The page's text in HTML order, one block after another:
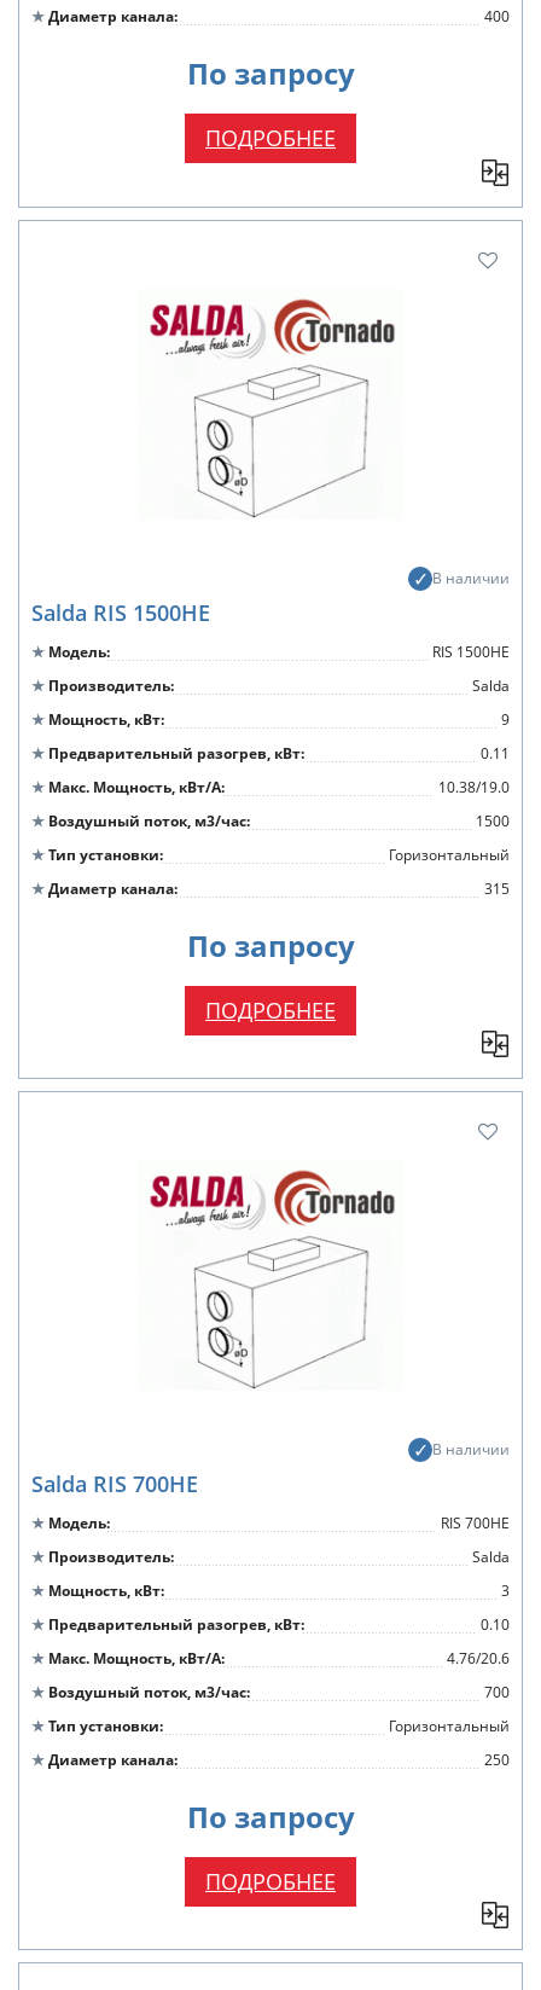
Диаметр канала 400
По запросу
ПОДРОБНЕЕ
В наличии
Salda RIS 1500HE
Модель
RIS 1500HE
Производитель
Salda
Мощность, кВт
9
Предварительный разогрев, кВт
0.11
Макс. Мощность, кВт/А
10.38/19.0
Воздушный поток, м3/час
1500
Тип установки
Горизонтальный
Диаметр канала
315
По запросу
ПОДРОБНЕЕ
В наличии
Salda RIS 700HE
Модель
RIS 700HE
Производитель
Salda
Мощность, кВт
3
Предварительный разогрев, кВт
0.10
Макс. Мощность, кВт/А
4.76/20.6
Воздушный поток, м3/час
700
Тип установки
Горизонтальный
Диаметр канала
250
По запросу
ПОДРОБНЕЕ